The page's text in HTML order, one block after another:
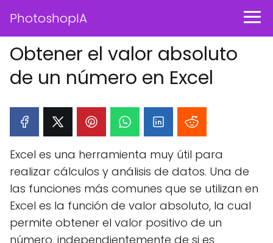
PhotoshopIA
Obtener el valor absoluto
de un número en Excel
Excel es una herramienta muy útil para
realizar cálculos y análisis de datos. Una de
las funciones más comunes que se utilizan en
Excel es la función de valor absoluto, la cual
permite obtener el valor positivo de un
número, independientemente de si es